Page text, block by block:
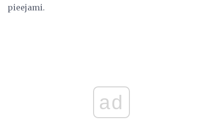
pieejami.
ad